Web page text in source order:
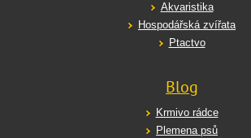
Akvaristika
Hospodářská zvířata
Ptactvo
Blog
Krmivo rádce
Plemena psů